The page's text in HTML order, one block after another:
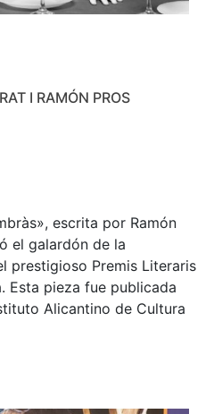
I RAMÓN PROS
, escrita por Ramón
el galardón de la
prestigioso Premis Literaris
. Esta pieza fue publicada
Alicantino de Cultura